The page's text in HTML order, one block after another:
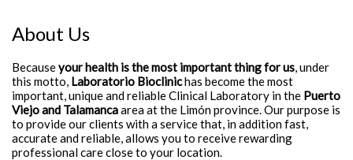
About Us
Becauseyour health is the most important thing for us, under
this motto, Laboratorio Bioclinichas become the most
important, unique and reliable Clinical Laboratory in the Puerto
Viejo and Talamancaarea at the Limón province. Our purpose is
to provide our clients with a service that, in addition fast,
accurate and reliable, allows you to receive rewarding
professional care close to your location.